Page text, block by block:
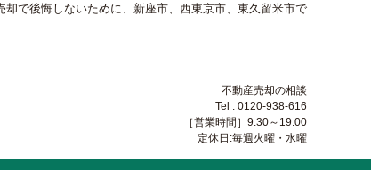
で後悔しないために、新座市、西東京市、東久留米市で
不動産売却の相談
Tel : 0120-938-616
［営業時間］9:30～19:00
定休日:毎週火曜・水曜